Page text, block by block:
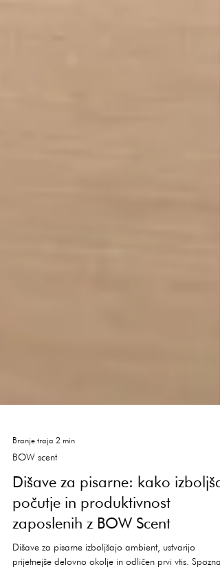
Branje traja 2 min
BOW scent
Dišave za pisarne: kako
počutje in produktivnost